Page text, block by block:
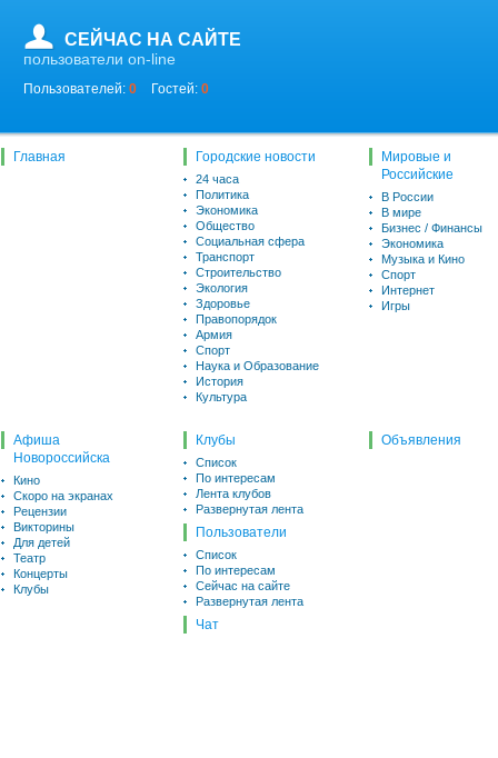
СЕЙЧАС НА САЙТЕ
пользователи on-line
Пользователей: 0 Гостей: 0
Главная Городские новости
24 часа
Политика
Экономика
Общество
Социальная сфера
Транспорт
Строительство
Экология
Здоровье
Правопорядок
Армия
Спорт
Наука и Образование
История
Культура
Мировые и
Российские
В России
В мире
Бизнес / Финансы
Экономика
Музыка и Кино
Спорт
Интернет
Игры
Афиша
Новороссийска
Кино
Скоро на экранах
Рецензии
Викторины
Для детей
Театр
Концерты
Клубы
Клубы
Список
По интересам
Лента клубов
Развернутая лента
Пользователи
Список
По интересам
Сейчас на сайте
Развернутая лента
Чат
Объявления